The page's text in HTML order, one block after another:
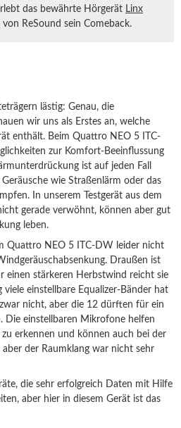
das bewährte Hörgerät Linx
von ReSound sein Comeback.
lästig: Genau, die
wir uns als Erstes an, welche
enthält. Beim Quattro NEO 5 ITC-
zur Komfort-Beeinflussung
ist auf jeden Fall
wie Straßenlärm oder das
In unserem Testgerät aus dem
gerade verwöhnt, können aber gut
leben.
Quattro NEO 5 ITC-DW leider nicht
Draußen ist
einen stärkeren Herbstwind reicht sie
einstellbare Equalizer-Bänder hat
nicht, aber die 12 dürften für ein
Die einstellbaren Mikrofone helfen
erkennen und können auch bei der
der Raumklang war nicht sehr
die sehr erfolgreich Daten mit Hilfe
aber hier in diesem Gerät ist das